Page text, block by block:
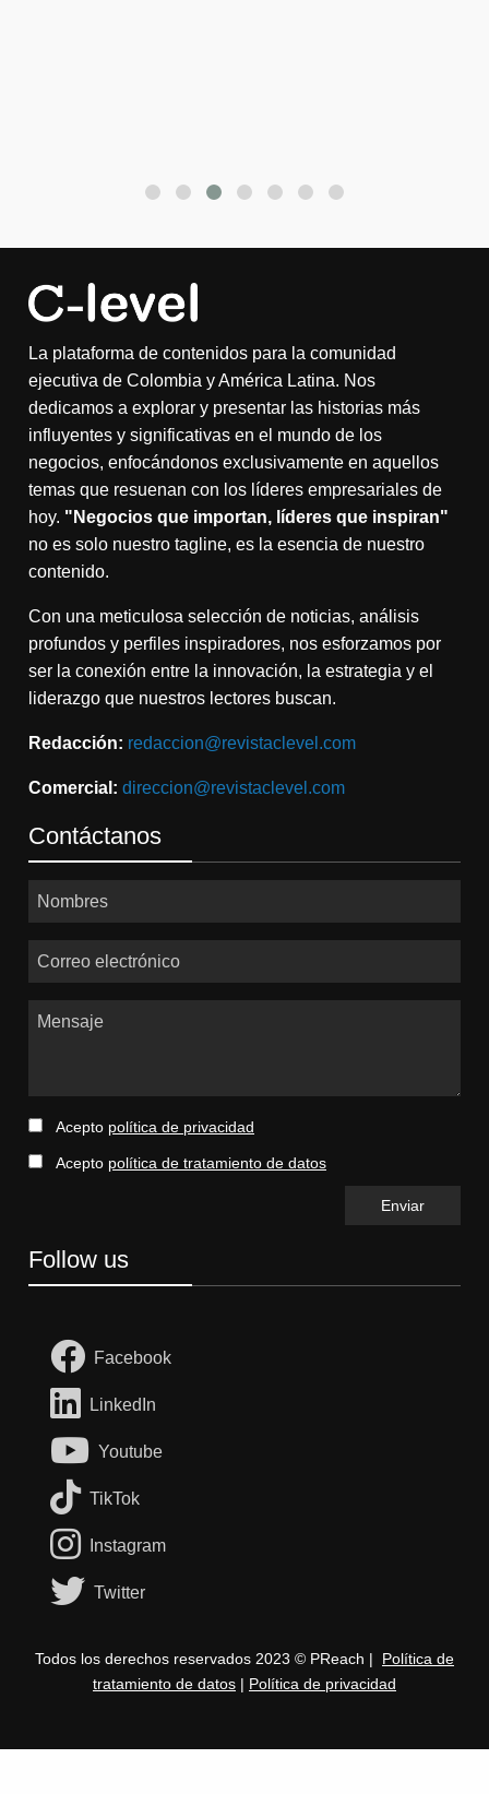
La plataforma de contenidos para la comunidad
ejecutiva de Colombia y América Latina. Nos
dedicamos a explorar y presentar las historias más
influyentes y significativas en el mundo de los
negocios, enfocándonos exclusivamente en aquellos
temas que resuenan con los líderes empresariales de
hoy. "Negocios que importan, líderes que inspiran"
no es solo nuestro tagline, es la esencia de nuestro
contenido.
Con una meticulosa selección de noticias, análisis
profundos y perfiles inspiradores, nos esforzamos por
ser la conexión entre la innovación, la estrategia y el
liderazgo que nuestros lectores buscan.
Redacción: redaccion@revistaclevel.com
Comercial: direccion@revistaclevel.com
Contáctanos
Nombres
Correo electrónico
Mensaje
Acepto política de privacidad
Acepto política de tratamiento de datos
Follow us
Facebook
LinkedIn
Youtube
TikTok
Instagram
Twitter
Todos los derechos reservados 2023 © PReach | Política de
tratamiento de datos | Política de privacidad